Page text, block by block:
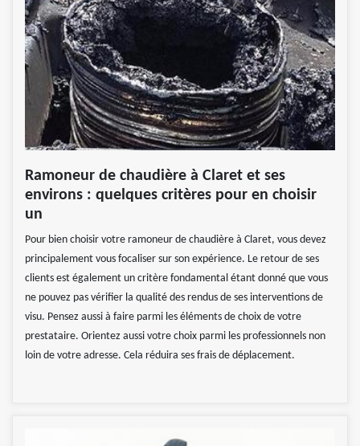
Ramoneur de chaudière à Claret et ses
environs : quelques critères pour en choisir
un
Pour bien choisir votre ramoneur de chaudière à Claret, vous devez
principalement vous focaliser sur son expérience. Le retour de ses
clients est également un critère fondamental étant donné que vous
ne pouvez pas vérifier la qualité des rendus de ses interventions de
visu. Pensez aussi à faire parmi les éléments de choix de votre
prestataire. Orientez aussi votre choix parmi les professionnels non
loin de votre adresse. Cela réduira ses frais de déplacement.